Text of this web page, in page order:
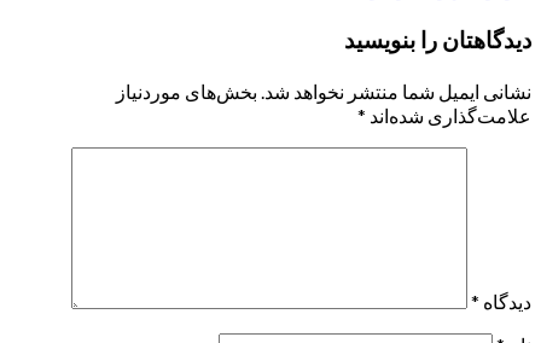
دیدگاهتان را بنویسید
نشانی ایمیل شما منتشر نخواهد شد. بخش‌های موردنیاز
علامت‌گذاری شده‌اند *
دیدگاه *